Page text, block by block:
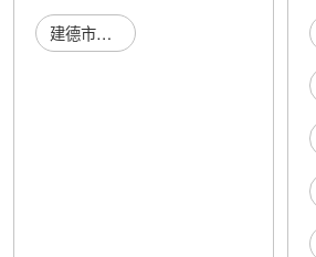
建德市凯西活性轻质碳酸钙厂